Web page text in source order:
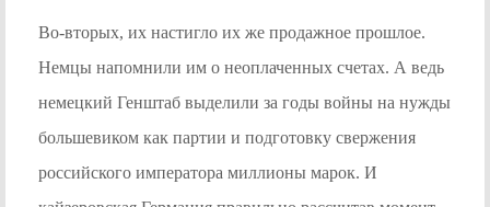
Во-вторых, их настигло их же продажное прошлое.
Немцы напомнили им о неоплаченных счетах. А ведь
немецкий Генштаб выделили за годы войны на нужды
большевиком как партии и подготовку свержения
российского императора миллионы марок. И